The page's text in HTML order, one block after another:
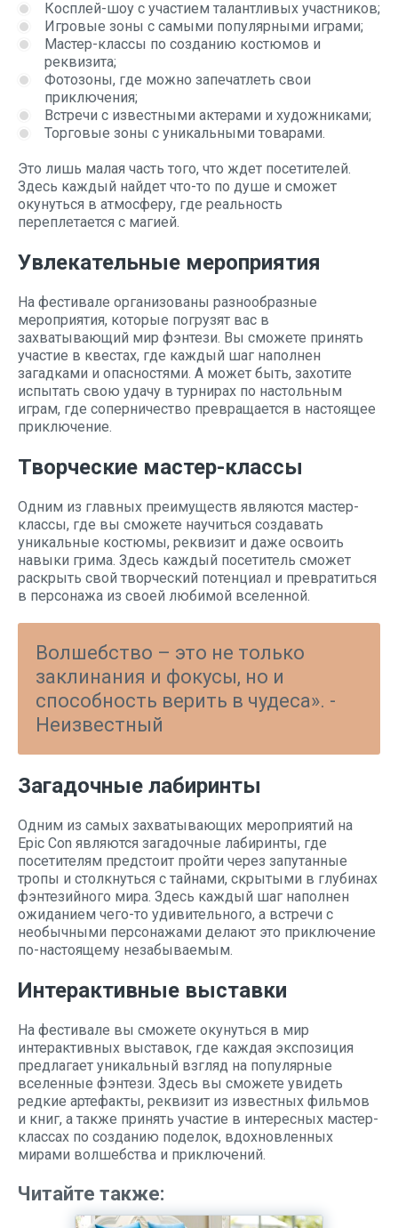
Косплей-шоу с участием талантливых участников;
Игровые зоны с самыми популярными играми;
Мастер-классы по созданию костюмов и
реквизита;
Фотозоны, где можно запечатлеть свои
приключения;
Встречи с известными актерами и художниками;
Торговые зоны с уникальными товарами.
Это лишь малая часть того, что ждет посетителей.
Здесь каждый найдет что-то по душе и сможет
окунуться в атмосферу, где реальность
переплетается с магией.
Увлекательные мероприятия
На фестивале организованы разнообразные
мероприятия, которые погрузят вас в
захватывающий мир фэнтези. Вы сможете принять
участие в квестах, где каждый шаг наполнен
загадками и опасностями. А может быть, захотите
испытать свою удачу в турнирах по настольным
играм, где соперничество превращается в настоящее
приключение.
Творческие мастер-классы
Одним из главных преимуществ являются мастер-
классы, где вы сможете научиться создавать
уникальные костюмы, реквизит и даже освоить
навыки грима. Здесь каждый посетитель сможет
раскрыть свой творческий потенциал и превратиться
в персонажа из своей любимой вселенной.
Волшебство – это не только
заклинания и фокусы, но и
способность верить в чудеса». -
Неизвестный
Загадочные лабиринты
Одним из самых захватывающих мероприятий на
Epic Con являются загадочные лабиринты, где
посетителям предстоит пройти через запутанные
тропы и столкнуться с тайнами, скрытыми в глубинах
фэнтезийного мира. Здесь каждый шаг наполнен
ожиданием чего-то удивительного, а встречи с
необычными персонажами делают это приключение
по-настоящему незабываемым.
Интерактивные выставки
На фестивале вы сможете окунуться в мир
интерактивных выставок, где каждая экспозиция
предлагает уникальный взгляд на популярные
вселенные фэнтези. Здесь вы сможете увидеть
редкие артефакты, реквизит из известных фильмов
и книг, а также принять участие в интересных мастер-
классах по созданию поделок, вдохновленных
мирами волшебства и приключений.
Читайте также: